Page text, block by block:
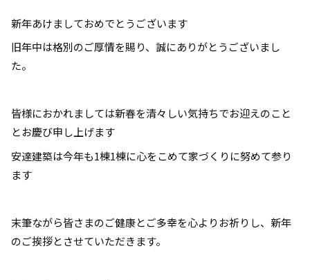
新年あけましておめでとうございます
旧年中は格別のご厚情を賜り、誠にありがとうございまし
た。
皆様におかれましては新春を清々しい気持ちでお迎えのこと
とお慶び申し上げます
安達建築は今年も1棟1棟に心をこめて家づくりに努めて参り
ます
末筆ながら皆さまのご健康とご多幸を心よりお祈りし、新年
のご挨拶とさせていただきます。